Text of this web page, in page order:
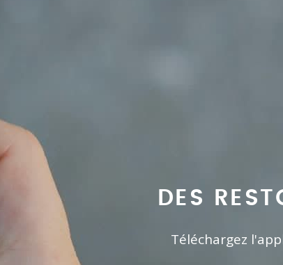
DES
Téléchargez